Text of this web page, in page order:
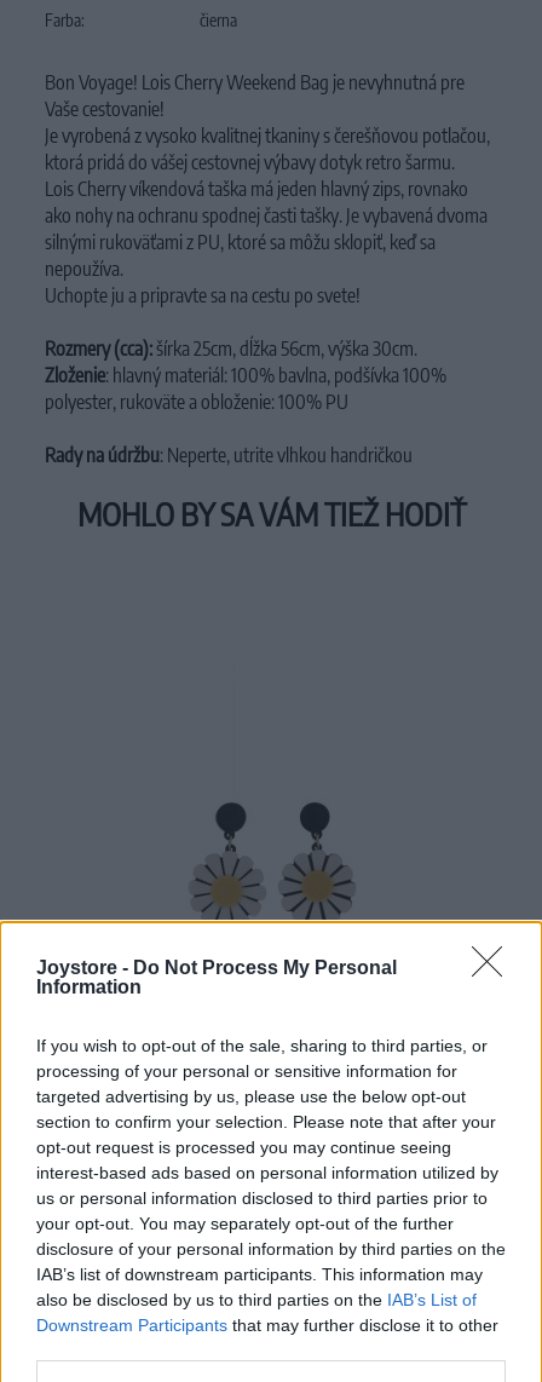
Joystore - Do Not Process My Personal
Information
If you wish to opt-out of the sale, sharing to third parties, or
processing of your personal or sensitive information for
targeted advertising by us, please use the below opt-out
section to confirm your selection. Please note that after your
opt-out request is processed you may continue seeing
interest-based ads based on personal information utilized by
us or personal information disclosed to third parties prior to
your opt-out. You may separately opt-out of the further
disclosure of your personal information by third parties on the
IAB’s list of downstream participants. This information may
also be disclosed by us to third parties on the IAB’s List of
Downstream Participants that may further disclose it to other
Farba:
čierna
Bon Voyage! Lois Cherry Weekend Bag je nevyhnutná pre
Vaše cestovanie!
Je vyrobená z vysoko kvalitnej tkaniny s čerešňovou potlačou,
ktorá pridá do vášej cestovnej výbavy dotyk retro šarmu.
Lois Cherry víkendová taška má jeden hlavný zips, rovnako
ako nohy na ochranu spodnej časti tašky. Je vybavená dvoma
silnými rukoväťami z PU, ktoré sa môžu sklopiť, keď sa
nepoužíva.
Uchopte ju a pripravte sa na cestu po svete!
Rozmery (cca):šírka 25cm, dĺžka 56cm, výška 30cm.
Zloženie: hlavný materiál: 100% bavlna, podšívka 100%
polyester, rukoväte a obloženie: 100% PU
Rady na údržbu: Neperte, utrite vlhkou handričkou
MOHLO BY SA VÁM TIEŽ HODIŤ
COLLECTIF NÁUŠNICE MARGARÉTKA
9,90 €